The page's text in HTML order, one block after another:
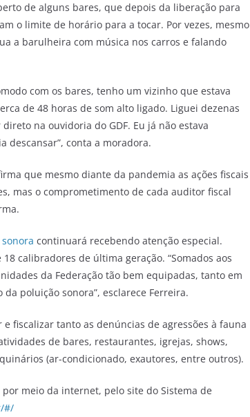
de alguns bares, que depois da liberação para
o limite de horário para a tocar. Por vezes, mesmo
a barulheira com música nos carros e falando
com os bares, tenho um vizinho que estava
de 48 horas de som alto ligado. Liguei dezenas
na ouvidoria do GDF. Eu já não estava
descansar”, conta a moradora.
que mesmo diante da pandemia as ações fiscais
mas o comprometimento de cada auditor fiscal
sonora continuará recebendo atenção especial.
calibradores de última geração. “Somados aos
da Federação tão bem equipadas, tanto em
poluição sonora”, esclarece Ferreira.
fiscalizar tanto as denúncias de agressões à fauna
de bares, restaurantes, igrejas, shows,
(ar-condicionado, exautores, entre outros).
meio da internet, pelo site do Sistema de
#/